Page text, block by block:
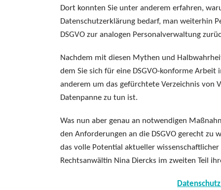
Dort konnten Sie unter anderem erfahren,
Datenschutzerklärung bedarf, man weiterhin
DSGVO zur analogen Personalverwaltung
Nachdem mit diesen Mythen und
dem Sie sich für eine DSGVO-konforme
anderem um das gefürchtete Verzeichnis von
Datenpanne zu tun ist.
Was nun aber genau an notwendigen
den Anforderungen an die DSGVO gerecht
das volle Potential aktueller
Rechtsanwältin Nina Diercks im zweiten Teil